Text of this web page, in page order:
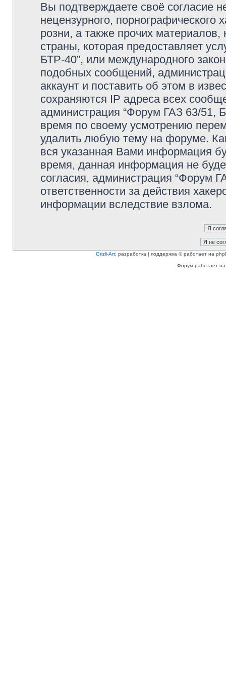
Вы подтверждаете своё согласие
нецензурного, порнографического
розни, а также прочих
страны, которая предоставляет
БТР-40”, или международного
подобных сообщений,
аккаунт и поставить об этом в
сохраняются IP адреса всех
администрация “Форум ГАЗ 63/51,
время по своему усмотрению
удалить любую тему на форуме.
вся указанная Вами информация
время, данная информация не
согласия, администрация “Форум
ответственности за действия
информации вследствие взлома.
Grizli-Art: разработка | поддержка © работает на
Форум работает